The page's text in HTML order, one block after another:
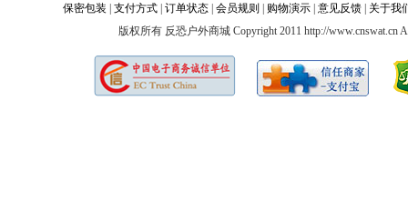
保密包装 支付方式 订单状态 会员规则 购物演示 意见反馈
关于我
版权所有 反恐户外商城 Copyright 2011 http://www.cnswat.cn